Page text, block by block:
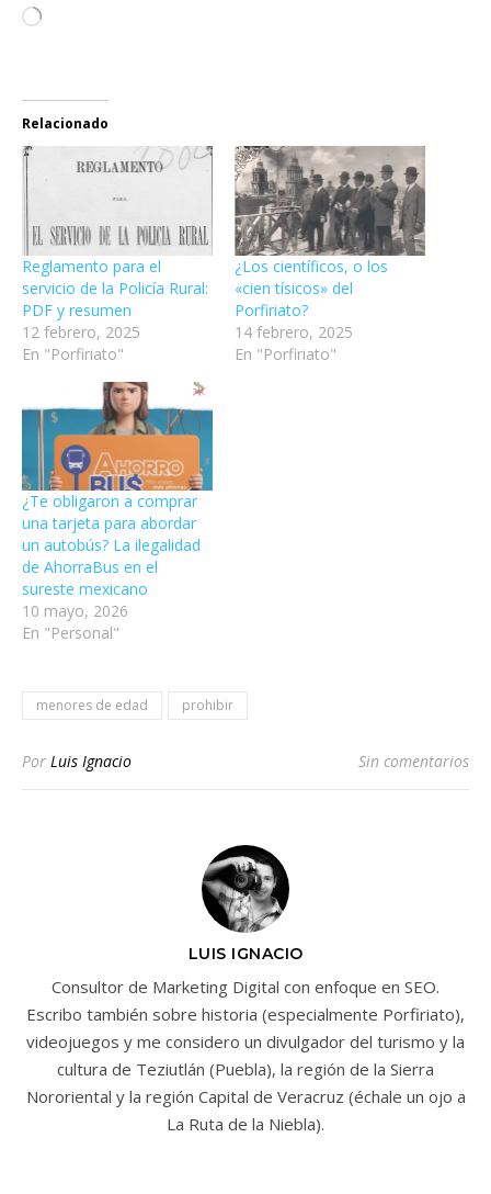
Loading…
Relacionado
Reglamento para el
servicio de la Policía Rural:
PDF y resumen
12 febrero, 2025
En "Porfiriato"
¿Los científicos, o los
«cien tísicos» del
Porfiriato?
14 febrero, 2025
En "Porfiriato"
¿Te obligaron a comprar
una tarjeta para abordar
un autobús? La ilegalidad
de AhorraBus en el
sureste mexicano
10 mayo, 2026
En "Personal"
menores de edad prohibir
Por Luis Ignacio Sin comentarios
LUIS IGNACIO
Consultor de Marketing Digital con enfoque en SEO.
Escribo también sobre historia (especialmente Porfiriato),
videojuegos y me considero un divulgador del turismo y la
cultura de Teziutlán (Puebla), la región de la Sierra
Nororiental y la región Capital de Veracruz (échale un ojo a
La Ruta de la Niebla).